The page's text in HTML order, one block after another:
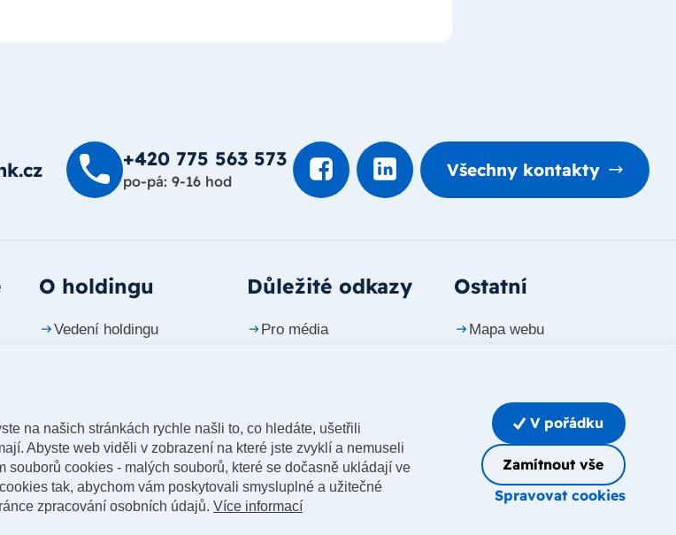
+420 775 563 573
po-pá: 9-16 hod
Všechny kontakty
O holdingu
Vedení holdingu
Časopis vizitka
Naše lékárny
Důležité odkazy
Pro média
Ostatní
Mapa webu
Whistleblowing
Upravit nastavení cookies
na našich stránkách rychle našli to, co hledáte, ušetřili
Abyste web viděli v zobrazení na které jste zvyklí a nemuseli
cookies - malých souborů, které se dočasně ukládají ve
tak, abychom vám poskytovali smysluplné a užitečné
zpracování osobních údajů. Více informací
Spravovat cookies
Zamítnout vše
V pořádku